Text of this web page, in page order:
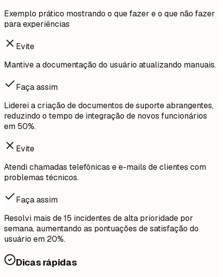
Exemplo prático mostrando o que fazer e o que não fazer
para experiências
Evite
Mantive a documentação do usuário atualizando manuais.
Faça assim
Liderei a criação de documentos de suporte abrangentes,
reduzindo o tempo de integração de novos funcionários
em 50%.
Evite
Atendi chamadas telefônicas e e-mails de clientes com
problemas técnicos.
Faça assim
Resolvi mais de 15 incidentes de alta prioridade por
semana, aumentando as pontuações de satisfação do
usuário em 20%.
Dicas rápidas